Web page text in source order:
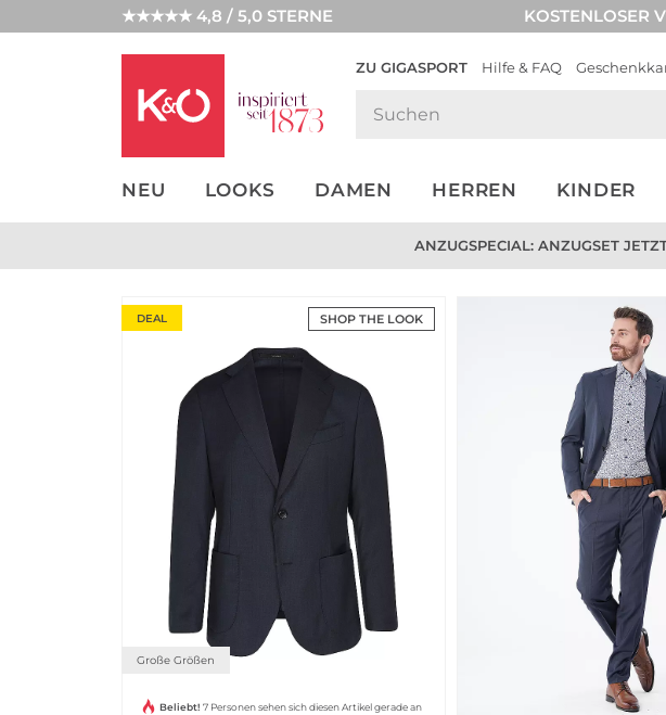
★★★★★ 4,8 / 5,0 STERNE KOSTENLOSER
ZU GIGASPORT Hilfe & FAQ
NEU LOOKS DAMEN HERREN KINDER
NEW IN
WEDDING
ANZUGSPECIAL: ANZUGSET
SHOP THE LOOK
DEAL
Große Größen
Beliebt! 7 Personen sehen sich diesen Artikel gerade an